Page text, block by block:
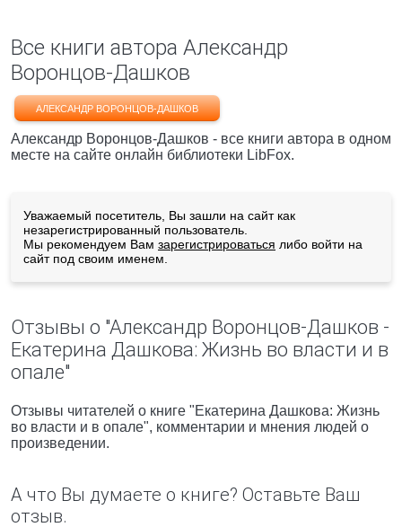
Все книги автора Александр
Воронцов-Дашков
АЛЕКСАНДР ВОРОНЦОВ-ДАШКОВ
Александр Воронцов-Дашков - все книги автора в одном
месте на сайте онлайн библиотеки LibFox.
Уважаемый посетитель, Вы зашли на сайт как
незарегистрированный пользователь.
Мы рекомендуем Вам зарегистрироваться либо войти на
сайт под своим именем.
Отзывы о "Александр Воронцов-Дашков -
Екатерина Дашкова: Жизнь во власти и в
опале"
Отзывы читателей о книге "Екатерина Дашкова: Жизнь
во власти и в опале", комментарии и мнения людей о
произведении.
А что Вы думаете о книге? Оставьте Ваш
отзыв.